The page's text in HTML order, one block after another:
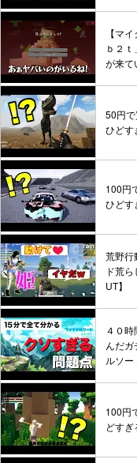
【マ
ｂ２
が来て
50円
ひどす
100円
ひどす
荒野行
ド荒
UT】
４０
んだ
ルソ
100円
どすぎ